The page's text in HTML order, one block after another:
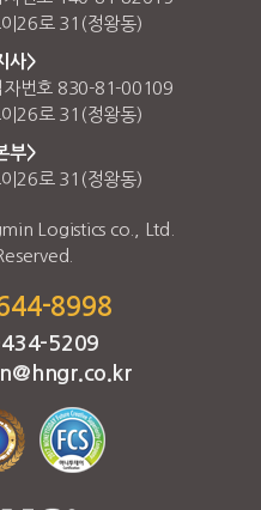
26로 31(정왕동)
사>
자번호 830-81-00109
26로 31(정왕동)
부>
26로 31(정왕동)
Logistics co., Ltd.
8998
5209